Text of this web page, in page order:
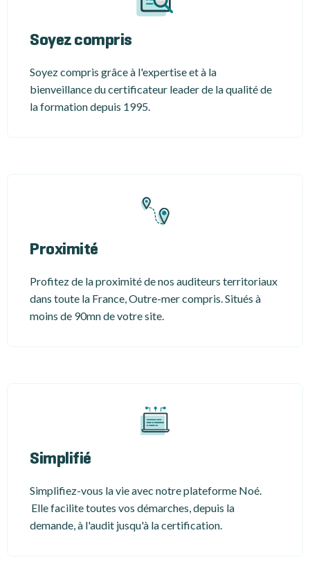
Soyez compris
Soyez compris grâce à l'expertise et à la
bienveillance du certificateur leader de la qualité de
la formation depuis 1995.
Proximité
Profitez de la proximité de nos auditeurs territoriaux
dans toute la France, Outre-mer compris. Situés à
moins de 90mn de votre site.
Simplifié
Simplifiez-vous la vie avec notre plateforme Noé.
Elle facilite toutes vos démarches, depuis la
demande, à l'audit jusqu'à la certification.